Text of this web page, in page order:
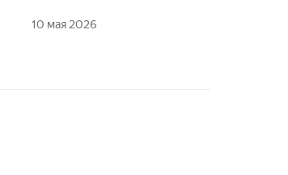
10 мая 2026